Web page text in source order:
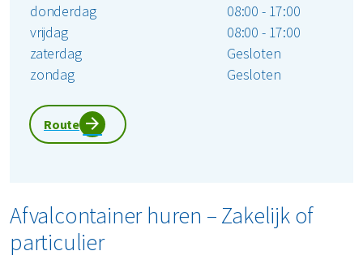
donderdag
08:00 - 17:00
vrijdag
08:00 - 17:00
zaterdag
Gesloten
zondag
Gesloten
Route
Afvalcontainer huren – Zakelijk of
particulier